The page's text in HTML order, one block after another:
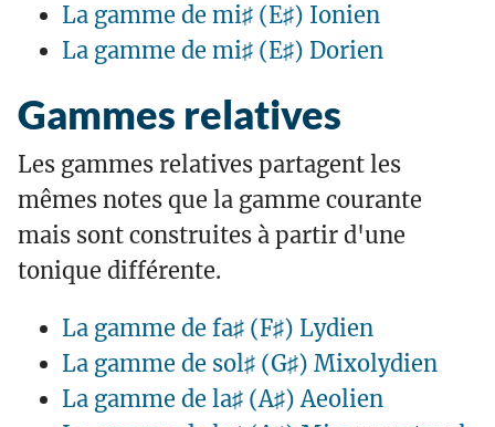
La gamme de mi♯ (E♯) Ionien
La gamme de mi♯ (E♯) Dorien
Gammes relatives
Les gammes relatives partagent les
mêmes notes que la gamme courante
mais sont construites à partir d'une
tonique différente.
La gamme de fa♯ (F♯) Lydien
La gamme de sol♯ (G♯) Mixolydien
La gamme de la♯ (A♯) Aeolien